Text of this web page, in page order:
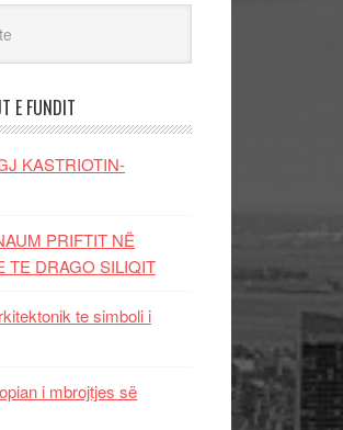
E FUNDIT
KASTRIOTIN-
PRIFTIT NË
TE DRAGO SILIQIT
te simboli i
i mbrojtjes së